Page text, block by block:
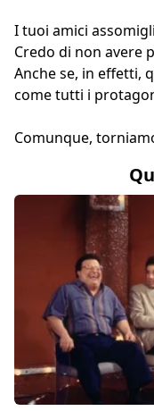
I tuoi amici
Credo di non avere
Anche se, in effetti,
come tutti i
Comunque,